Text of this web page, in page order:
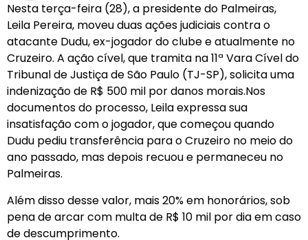
Nesta terça-feira (28), a presidente do Palmeiras,
Leila Pereira, moveu duas ações judiciais contra o
atacante Dudu, ex-jogador do clube e atualmente no
Cruzeiro. A ação cível, que tramita na 11ª Vara Cível do
Tribunal de Justiça de São Paulo (TJ-SP), solicita uma
indenização de R$ 500 mil por danos morais.Nos
documentos do processo, Leila expressa sua
insatisfação com o jogador, que começou quando
Dudu pediu transferência para o Cruzeiro no meio do
ano passado, mas depois recuou e permaneceu no
Palmeiras.
Além disso desse valor, mais 20% em honorários, sob
pena de arcar com multa de R$ 10 mil por dia em caso
de descumprimento.